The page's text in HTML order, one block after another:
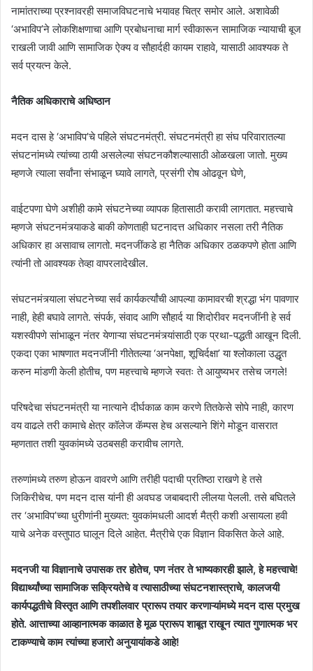
नामांतराच्या प्रश्नावरही समाजविघटनाचे भयावह चित्र समोर आले. अशावेळी
‘अभाविप’ने लोकशिक्षणाचा आणि प्रबोधनाचा मार्ग स्वीकारून सामाजिक न्यायाची बूज
राखली जावी आणि सामाजिक ऐक्य व सौहार्दही कायम राहावे, यासाठी आवश्यक ते
सर्व प्रयत्न केले.
नैतिक अधिकाराचे अधिष्ठान
मदन दास हे ‘अभाविप’चे पहिले संघटनमंत्री. संघटनमंत्री हा संघ परिवारातल्या
संघटनांमध्ये त्यांच्या ठायी असलेल्या संघटनकौशल्यासाठी ओळखला जातो. मुख्य
म्हणजे त्याला सर्वांना संभाळून घ्यावे लागते, प्रसंगी रोष ओढवून घेणे,
वाईटपणा घेणे अशीही कामे संघटनेच्या व्यापक हितासाठी करावी लागतात. महत्त्वाचे
म्हणजे संघटनमंत्र्याकडे बाकी कोणताही घटनादत्त अधिकार नसला तरी नैतिक
अधिकार हा असावाच लागतो. मदनजींकडे हा नैतिक अधिकार ठळकपणे होता आणि
त्यांनी तो आवश्यक तेव्हा वापरलादेखील.
संघटनमंत्र्याला संघटनेच्या सर्व कार्यकर्त्यांची आपल्या कामावरची श्रद्धा भंग पावणार
नाही, हेही बघावे लागते. संपर्क, संवाद आणि सौहार्द या शिदोरीवर मदनजींनी हे सर्व
यशस्वीपणे सांभाळून नंतर येणाऱ्या संघटनमंत्र्यांसाठी एक प्रथा-पद्धती आखून दिली.
एकदा एका भाषणात मदनजींनी गीतेतल्या ‘अनपेक्षा, शूचिर्दक्षा’ या श्लोकाला उद्धृत
करुन मांडणी केली होतीच, पण महत्त्वाचे म्हणजे स्वतः ते आयुष्यभर तसेच जगले!
परिषदेचा संघटनमंत्री या नात्याने दीर्घकाळ काम करणे तितकेसे सोपे नाही, कारण
वय वाढले तरी कामाचे क्षेत्र कॉलेज कॅम्पस हेच असल्याने शिंगे मोडून वासरात
म्हणतात तशी युवकांमध्ये उठबसही करावीच लागते.
तरुणांमध्ये तरुण होऊन वावरणे आणि तरीही पदाची प्रतिष्ठा राखणे हे तसे
जिकिरीचेच. पण मदन दास यांनी ही अवघड जबाबदारी लीलया पेलली. तसे बघितले
तर ‘अभाविप’च्या धुरीणांनी मुख्यत: युवकांमधली आदर्श मैत्री कशी असायला हवी
याचे अनेक वस्तुपाठ घालून दिले आहेत. मैत्रीचे एक विज्ञान विकसित केले आहे.
मदनजी या विज्ञानाचे उपासक तर होतेच, पण नंतर ते भाष्यकारही झाले, हे महत्त्वाचे!
विद्यार्थ्यांच्या सामाजिक सक्रियतेचे व त्यासाठीच्या संघटनशास्त्राचे, कालजयी
कार्यपद्धतीचे विस्तृत आणि तपशीलवार प्रारूप तयार करणाऱ्यांमध्ये मदन दास प्रमुख
होते. आत्ताच्या आव्हानात्मक काळात हे मूळ प्रारूप शाबूत राखून त्यात गुणात्मक भर
टाकण्याचे काम त्यांच्या हजारो अनुयायांकडे आहे!